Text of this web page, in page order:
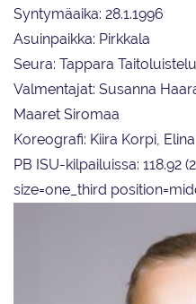
Syntymäaika: 28.1.1996
Asuinpaikka: Pirkkala
Seura: Tappara
Valmentajat: Susanna
Maaret Siromaa
Koreografi: Kiira Korpi,
PB ISU-kilpailuissa: 118.92
size=one_third